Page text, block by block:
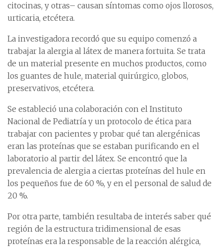
citocinas, y otras– causan síntomas como ojos llorosos,
urticaria, etcétera.
La investigadora recordó que su equipo comenzó a
trabajar la alergia al látex de manera fortuita. Se trata
de un material presente en muchos productos, como
los guantes de hule, material quirúrgico, globos,
preservativos, etcétera.
Se estableció una colaboración con el Instituto
Nacional de Pediatría y un protocolo de ética para
trabajar con pacientes y probar qué tan alergénicas
eran las proteínas que se estaban purificando en el
laboratorio al partir del látex. Se encontró que la
prevalencia de alergia a ciertas proteínas del hule en
los pequeños fue de 60 %, y en el personal de salud de
20 %.
Por otra parte, también resultaba de interés saber qué
región de la estructura tridimensional de esas
proteínas era la responsable de la reacción alérgica,